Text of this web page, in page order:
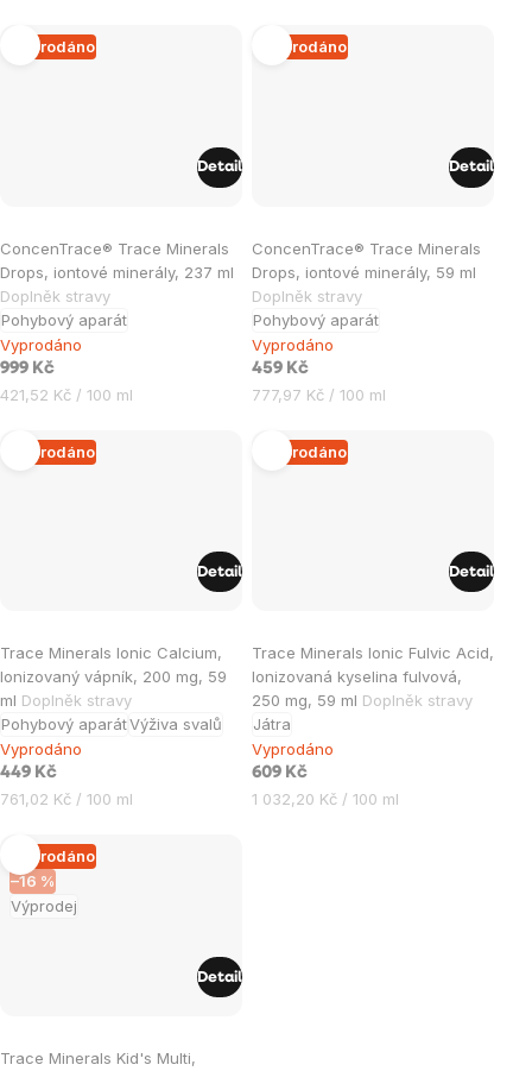
Vyprodáno
ConcenTrace® Trace Minerals
Drops, iontové minerály, 237 ml
Doplněk stravy
Pohybový aparát
Vyprodáno
999 Kč
Měrná
421,52 Kč / 100 ml
Detail
Vyprodáno
ConcenTrace® Trace Minerals
Drops, iontové minerály, 59 ml
Doplněk stravy
Pohybový aparát
Vyprodáno
459 Kč
Měrná
777,97 Kč / 100 ml
Detail
Vyprodáno
Trace Minerals Ionic Calcium,
Ionizovaný vápník, 200 mg, 59
ml Doplněk stravy
Pohybový aparátVýživa svalů
Vyprodáno
449 Kč
Měrná
761,02 Kč / 100 ml
Detail
Vyprodáno
Trace Minerals Ionic Fulvic Acid,
Ionizovaná kyselina fulvová,
250 mg, 59 ml Doplněk stravy
Játra
Vyprodáno
609 Kč
Měrná
1 032,20 Kč / 100 ml
Detail
Výprodej
Vyprodáno
–16 %
Trace Minerals Kid's Multi,
Detail